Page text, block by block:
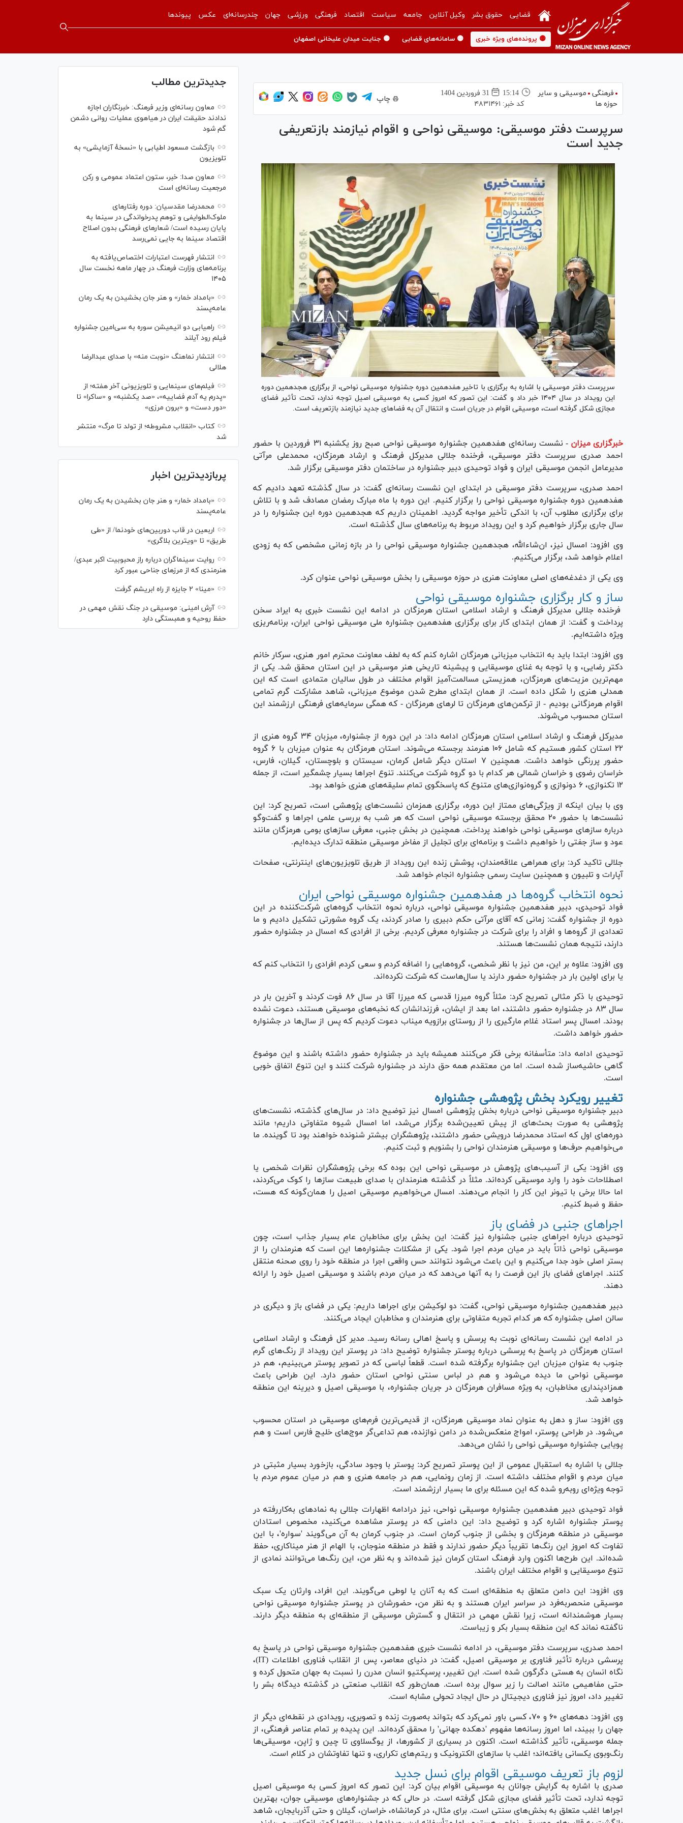
قضایی حقوق بشر وکیل آنلاین جامعه سیاست اقتصاد فرهنگی ورزشی جهان چندرسانه‌ای عکس پیوندها
🟡 پرونده‌های ویژه خبری 🟡 سامانه‌های قضایی 🟡 جنایت میدان علیخانی اصفهان
فرهنگی
موسیقی و سایر
حوزه ها
15:14
31 فروردين 1404
کد خبر: ۴۸۳۱۴۶۱
چاپ
سرپرست دفتر موسیقی: موسیقی نواحی و اقوام نیازمند بازتعریفی
جدید است
سرپرست دفتر موسیقی با اشاره به برگزاری با تاخیر هفدهمین دوره جشنواره موسیقی نواحی، از برگزاری هجدهمین دوره
این رویداد در سال ۱۴۰۴ خبر داد و گفت: این تصور که امروز کسی به موسیقی اصیل توجه ندارد، تحت تأثیر فضای
مجازی شکل گرفته است، موسیقی اقوام در جریان است و انتقال آن به فضا‌های جدید نیازمند بازتعریف است.
خبرگزاری میزان -
نشست رسانه‌ای هفدهمین جشنواره موسیقی نواحی صبح روز یکشنبه ۳۱ فروردین با حضور
احمد صدری سرپرست دفتر موسیقی، فرخنده جلالی مدیرکل فرهنگ و ارشاد هرمزگان، محمدعلی مرآتی
مدیرعامل انجمن موسیقی ایران و فواد توحیدی دبیر جشنواره در ساختمان دفتر موسیقی برگزار شد.
احمد صدری، سرپرست دفتر موسیقی در ابتدای این نشست رسانه‌ای گفت: در سال گذشته تعهد دادیم که
هفدهمین دوره جشنواره موسیقی نواحی را برگزار کنیم. این دوره با ماه مبارک رمضان مصادف شد و با تلاش
برای برگزاری مطلوب آن، با اندکی تأخیر مواجه گردید. اطمینان داریم که هجدهمین دوره این جشنواره را در
سال جاری برگزار خواهیم کرد و این رویداد مربوط به برنامه‌های سال گذشته است.
وی افزود: امسال نیز، ان‌شاءالله، هجدهمین جشنواره موسیقی نواحی را در بازه زمانی مشخصی که به زودی
اعلام خواهد شد، برگزار می‌کنیم.
وی یکی از دغدغه‌های اصلی معاونت هنری در حوزه موسیقی را بخش موسیقی نواحی عنوان کرد.
ساز و کار برگزاری جشنواره موسیقی نواحی
فرخنده جلالی مدیرکل فرهنگ و ارشاد اسلامی استان هرمزگان در ادامه این نشست خبری به ایراد سخن
پرداخت و گفت: از همان ابتدای کار برای برگزاری هفدهمین جشنواره ملی موسیقی نواحی ایران، برنامه‌ریزی
ویژه داشته‌ایم.
وی افزود: ابتدا باید به انتخاب میزبانی هرمزگان اشاره کنم که به لطف معاونت محترم امور هنری، سرکار خانم
دکتر رضایی، و با توجه به غنای موسیقایی و پیشینه تاریخی هنر موسیقی در این استان محقق شد. یکی از
مهم‌ترین مزیت‌های هرمزگان، همزیستی مسالمت‌آمیز اقوام مختلف در طول سالیان متمادی است که این
همدلی هنری را شکل داده است. از همان ابتدای مطرح شدن موضوع میزبانی، شاهد مشارکت گرم تمامی
اقوام هرمزگانی بودیم - از ترکمن‌های هرمزگان تا لر‌های هرمزگان - که همگی سرمایه‌های فرهنگی ارزشمند این
استان محسوب می‌شوند.
مدیرکل فرهنگ و ارشاد اسلامی استان هرمزگان ادامه داد: در این دوره از جشنواره، میزبان ۳۴ گروه هنری از
۲۲ استان کشور هستیم که شامل ۱۰۶ هنرمند برجسته می‌شوند. استان هرمزگان به عنوان میزبان با ۶ گروه
حضور پررنگی خواهد داشت. همچنین ۷ استان دیگر شامل کرمان، سیستان و بلوچستان، گیلان، فارس،
خراسان رضوی و خراسان شمالی هر کدام با دو گروه شرکت می‌کنند. تنوع اجرا‌ها بسیار چشمگیر است، از جمله
۱۲ تکنوازی، ۶ دونوازی و گروه‌نوازی‌های متنوع که پاسخگوی تمام سلیقه‌های هنری خواهد بود.
وی با بیان اینکه از ویژگی‌های ممتاز این دوره، برگزاری همزمان نشست‌های پژوهشی است، تصریح کرد: این
نشست‌ها با حضور ۲۰ محقق برجسته موسیقی نواحی است که هر شب به بررسی علمی اجرا‌ها و گفت‌و‌گو
درباره ساز‌های موسیقی نواحی خواهند پرداخت. همچنین در بخش جنبی، معرفی ساز‌های بومی هرمزگان مانند
عود و ساز جفتی را خواهیم داشت و برنامه‌ای برای تجلیل از مفاخر موسیقی منطقه تدارک دیده‌ایم.
جلالی تاکید کرد: برای همراهی علاقه‌مندان، پوشش زنده این رویداد از طریق تلویزیون‌های اینترنتی، صفحات
آپارات و تلبیون و همچنین سایت رسمی جشنواره انجام خواهد شد.
نحوه انتخاب گروه‌ها در هفدهمین جشنواره موسیقی نواحی ایران
فواد توحیدی، دبیر هفدهمین جشنواره موسیقی نواحی، درباره نحوه انتخاب گروه‌های شرکت‌کننده در این
دوره از جشنواره گفت: زمانی که آقای مرآتی حکم دبیری را صادر کردند، یک گروه مشورتی تشکیل دادیم و ما
تعدادی از گروه‌ها و افراد را برای شرکت در جشنواره معرفی کردیم. برخی از افرادی که امسال در جشنواره حضور
دارند، نتیجه همان نشست‌ها هستند.
وی افزود: علاوه بر این، من نیز با نظر شخصی، گروه‌هایی را اضافه کردم و سعی کردم افرادی را انتخاب کنم که
یا برای اولین بار در جشنواره حضور دارند یا سال‌هاست که شرکت نکرده‌اند.
توحیدی با ذکر مثالی تصریح کرد: مثلاً گروه میرزا قدسی که میرزا آقا در سال ۸۶ فوت کردند و آخرین بار در
سال ۸۳ در جشنواره حضور داشتند، اما بعد از ایشان، فرزندانشان که نخبه‌های موسیقی هستند، دعوت نشده
بودند. امسال پسر استاد غلام مارگیری را از روستای برازویه میناب دعوت کردیم که پس از سال‌ها در جشنواره
حضور خواهد داشت.
توحیدی ادامه داد: متأسفانه برخی فکر می‌کنند همیشه باید در جشنواره حضور داشته باشند و این موضوع
گاهی حاشیه‌ساز شده است. اما من معتقدم همه حق دارند در جشنواره شرکت کنند و این تنوع اتفاق خوبی
است.
تغییر رویکرد بخش پژوهشی جشنواره
دبیر جشنواره موسیقی نواحی درباره بخش پژوهشی امسال نیز توضیح داد: در سال‌های گذشته، نشست‌های
پژوهشی به صورت بحث‌های از پیش تعیین‌شده برگزار می‌شد، اما امسال شیوه متفاوتی داریم؛ مانند
دوره‌های اول که استاد محمدرضا درویشی حضور داشتند، پژوهشگران بیشتر شنونده خواهند بود تا گوینده. ما
می‌خواهیم حرف‌ها و موسیقی هنرمندان نواحی را بشنویم و ثبت کنیم.
وی افزود: یکی از آسیب‌های پژوهش در موسیقی نواحی این بوده که برخی پژوهشگران نظرات شخصی یا
اصطلاحات خود را وارد موسیقی کرده‌اند. مثلاً در گذشته هنرمندان با صدای طبیعت ساز‌ها را کوک می‌کردند،
اما حالا برخی با تیونر این کار را انجام می‌دهند. امسال می‌خواهیم موسیقی اصیل را همان‌گونه که هست،
حفظ و ضبط کنیم.
اجرا‌های جنبی در فضای باز
توحیدی درباره اجرا‌های جنبی جشنواره نیز گفت: این بخش برای مخاطبان عام بسیار جذاب است، چون
موسیقی نواحی ذاتاً باید در میان مردم اجرا شود. یکی از مشکلات جشنواره‌ها این است که هنرمندان را از
بستر اصلی خود جدا می‌کنیم و این باعث می‌شود نتوانند حس واقعی اجرا در منطقه خود را روی صحنه منتقل
کنند. اجرا‌های فضای باز این فرصت را به آنها می‌دهد که در میان مردم باشند و موسیقی اصیل خود را ارائه
دهند.
دبیر هفدهمین جشنواره موسیقی نواحی، گفت: دو لوکیشن برای اجرا‌ها داریم: یکی در فضای باز و دیگری در
سالن اصلی جشنواره که هر کدام تجربه متفاوتی برای هنرمندان و مخاطبان ایجاد می‌کنند.
در ادامه این نشست رسانه‌ای نوبت به پرسش و پاسخ اهالی رسانه رسید. مدیر کل فرهنگ و ارشاد اسلامی
استان هرمزگان در پاسخ به پرسشی درباره پوستر جشنواره توضیح داد: در پوستر این رویداد از رنگ‌های گرم
جنوب به عنوان میزبان این جشنواره برگرفته شده است. قطعاً لباسی که در تصویر پوستر می‌بینیم، هم در
موسیقی نواحی ما دیده می‌شود و هم در لباس سنتی نواحی استان حضور دارد. این طراحی باعث
همزادپنداری مخاطبان، به ویژه مسافران هرمزگان در جریان جشنواره، با موسیقی اصیل و دیرینه این منطقه
خواهد شد.
وی افزود: ساز و دهل به عنوان نماد موسیقی هرمزگان، از قدیمی‌ترین فرم‌های موسیقی در استان محسوب
می‌شود. در طراحی پوستر، امواج منعکس‌شده در دامن نوازنده، هم تداعی‌گر موج‌های خلیج فارس است و هم
پویایی جشنواره موسیقی نواحی را نشان می‌دهد.
جلالی با اشاره به استقبال عمومی از این پوستر تصریح کرد: پوستر با وجود سادگی، بازخورد بسیار مثبتی در
میان مردم و اقوام مختلف داشته است. از زمان رونمایی، هم در جامعه هنری و هم در میان عموم مردم با
توجه ویژه‌ای روبه‌رو شده که این مسئله برای ما بسیار ارزشمند است.
فواد توحیدی دبیر هفدهمین جشنواره موسیقی نواحی، نیز درادامه اظهارات جلالی به نماد‌های به‌کاررفته در
پوستر جشنواره اشاره کرد و توضیح داد: این دامنی که در پوستر مشاهده می‌کنید، مخصوص استادان
موسیقی در منطقه هرمزگان و بخشی از جنوب کرمان است. در جنوب کرمان به آن می‌گویند 'سواره'، با این
تفاوت که امروز این رنگ‌ها تقریباً دیگر حضور ندارند و فقط در منطقه منوجان، با الهام از هنر میناکاری، حفظ
شده‌اند. این طرح‌ها اکنون وارد فرهنگ استان کرمان نیز شده‌اند و به نظر من، این رنگ‌ها می‌توانند نمادی از
تنوع موسیقایی و اقوام مختلف ایران باشند.
وی افزود: این دامن متعلق به منطقه‌ای است که به آنان یا لوطی می‌گویند. این افراد، وارثان یک سبک
موسیقی منحصر‌به‌فرد در سراسر ایران هستند و به نظر من، حضورشان در پوستر جشنواره موسیقی نواحی
بسیار هوشمندانه است، زیرا نقش مهمی در انتقال و گسترش موسیقی از منطقه‌ای به منطقه دیگر دارند.
ناگفته نماند که این منطقه بسیار بکر و زیباست.
احمد صدری، سرپرست دفتر موسیقی، در ادامه نشست خبری هفدهمین جشنواره موسیقی نواحی در پاسخ به
پرسشی درباره تأثیر فناوری بر موسیقی اصیل، گفت: در دنیای معاصر، پس از انقلاب فناوری اطلاعات (IT)،
نگاه انسان به هستی دگرگون شده است. این تغییر، پرسپکتیو انسان مدرن را نسبت به جهان متحول کرده و
حتی مفاهیمی مانند اصالت را زیر سوال برده است. همان‌طور که انقلاب صنعتی در گذشته دیدگاه بشر را
تغییر داد، امروز نیز فناوری دیجیتال در حال ایجاد تحولی مشابه است.
وی افزود: دهه‌های ۶۰ و ۷۰، کسی باور نمی‌کرد که بتواند به‌صورت زنده و تصویری، رویدادی در نقطه‌ای دیگر از
جهان را ببیند، اما امروز رسانه‌ها مفهوم 'دهکده جهانی' را محقق کرده‌اند. این پدیده بر تمام عناصر فرهنگی، از
جمله موسیقی، تأثیر گذاشته است. اکنون در بسیاری از کشورها، از یوگسلاوی تا چین و ژاپن، موسیقی‌ها
رنگ‌وبوی یکسانی یافته‌اند؛ اغلب با ساز‌های الکترونیک و ریتم‌های تکراری، و تنها تفاوتشان در کلام است.
لزوم باز تعریف موسیقی اقوام برای نسل جدید
صدری با اشاره به گرایش جوانان به موسیقی اقوام بیان کرد: این تصور که امروز کسی به موسیقی اصیل
توجه ندارد، تحت تأثیر فضای مجازی شکل گرفته است. در حالی که در جشنواره‌های موسیقی جوان، بهترین
اجرا‌ها اغلب متعلق به بخش‌های سنتی است. برای مثال، در کرمانشاه، خراسان، گیلان و حتی آذربایجان، شاهد
جدیدترین مطالب
معاون رسانه‌ای وزیر فرهنگ: خبرنگاران اجازه
ندادند حقیقت ایران در هیاهوی عملیات روانی دشمن
گم شود
بازگشت مسعود اطیابی با «نسخهٔ آزمایشی» به
تلویزیون
معاون صدا: خبر، ستون اعتماد عمومی و رکن
مرجعیت رسانه‌ای است
محمدرضا مقدسیان: دوره رفتارهای
ملوک‌الطوایفی و توهم پدرخواندگی در سینما به
پایان رسیده است/ شعارهای فرهنگی بدون اصلاح
اقتصاد سینما به جایی نمی‌رسد
انتشار فهرست اعتبارات اختصاص‌یافته به
برنامه‌های وزارت فرهنگ در چهار ماهه نخست سال
۱۴۰۵
«بامداد خمار» و هنر جان بخشیدن به یک رمان
عامه‌پسند
راهیابی دو انیمیشن سوره به سی‌امین جشنواره
فیلم رود آیلند
انتشار نماهنگ «نوبت منه» با صدای عبدالرضا
هلالی
فیلم‌های سینمایی و تلویزیونی آخر هفته؛ از
«پدرم یه آدم فضاییه»، «صد یکشنبه» و «ساکرا» تا
«دور دست» و «برون مرزی»
کتاب «انقلاب مشروطه؛ از تولد تا مرگ» منتشر
شد
پربازدیدترین اخبار
«بامداد خمار» و هنر جان بخشیدن به یک رمان
عامه‌پسند
اربعین در قاب دوربین‌های خودنما/ از «طی
طریق» تا «ویترین بلاگری»
روایت سینماگران درباره راز محبوبیت اکبر عبدی/
هنرمندی که از مرزهای جناحی عبور کرد
«مینا» ۲ جایزه از راه ابریشم گرفت
آرش امینی: موسیقی در جنگ نقش مهمی در
حفظ روحیه و همبستگی دارد